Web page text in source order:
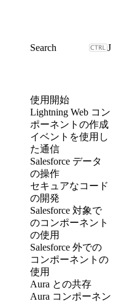
J
使用開始
Lightning Web コン
ポーネントの作成
イベントを使用し
た通信
Salesforce データ
の操作
セキュアなコード
の開発
Salesforce 対象で
のコンポーネント
の使用
Salesforce 外での
コンポーネントの
使用
Aura との共存
Aura コンポーネン